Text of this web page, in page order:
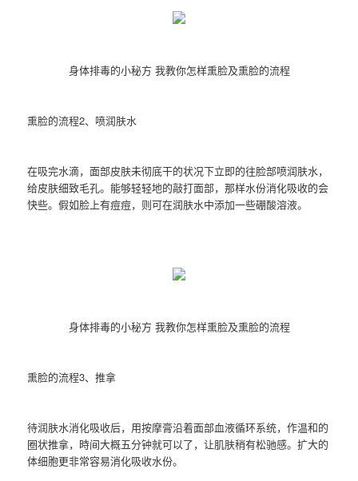
身体排毒的小秘方 我教你怎样熏脸及熏脸的流程
熏脸的流程2、喷润肤水
在吸完水滴，面部皮肤未彻底干的状况下立即的往脸部喷润肤水，
给皮肤细致毛孔。能够轻轻地的敲打面部，那样水份消化吸收的会
快些。假如脸上有痘痘，则可在润肤水中添加一些硼酸溶液。
身体排毒的小秘方 我教你怎样熏脸及熏脸的流程
熏脸的流程3、推拿
待润肤水消化吸收后，用按摩膏沿着面部血液循环系统，作温和的
圈状推拿，時间大概五分钟就可以了，让肌肤稍有松驰感。扩大的
体细胞更非常容易消化吸收水份。